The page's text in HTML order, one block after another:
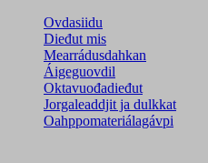
Ovdasiidu
Dieđut mis
Mearrádusdahkan
Áigeguovdil
Oktavuođadieđut
Jorgaleaddjit ja dulkkat
Oahppomateriálagávpi